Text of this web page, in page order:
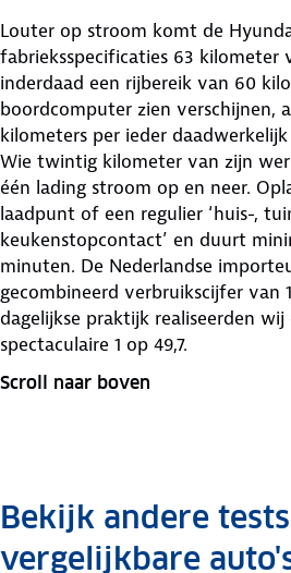
Louter op stroom komt de
fabrieksspecificaties 63 kilometer
inderdaad een rijbereik van 60
boordcomputer zien verschijnen,
kilometers per ieder
Wie twintig kilometer van zijn
één lading stroom op en neer.
laadpunt of een regulier ‘huis-,
keukenstopcontact’ en duurt
minuten. De Nederlandse
gecombineerd verbruikscijfer van
dagelijkse praktijk realiseerden
spectaculaire 1 op 49,7.
Scroll naar boven
Bekijk andere
vergelijkbare